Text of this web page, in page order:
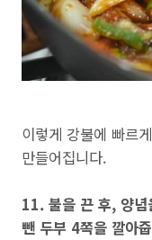
이렇게 강불에 빠르
만들어집니다.
11. 불을 끈 후, 양념
뺀 두부 4쪽을 깔아